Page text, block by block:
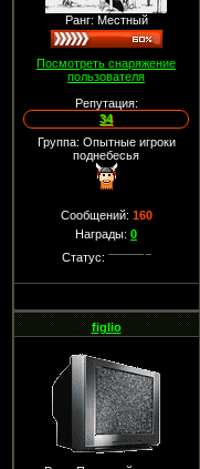
Ранг: Местный
Посмотреть снаряжение
пользователя
Репутация:
34
Группа: Опытные игроки
поднебесья
Сообщений: 160
Награды: 0
Статус:
figlio